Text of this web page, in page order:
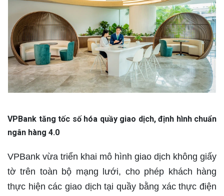
VPBank tăng tốc số hóa quầy giao dịch, định hình chuẩn
ngân hàng 4.0
VPBank vừa triển khai mô hình giao dịch không giấy
tờ trên toàn bộ mạng lưới, cho phép khách hàng
thực hiện các giao dịch tại quầy bằng xác thực điện